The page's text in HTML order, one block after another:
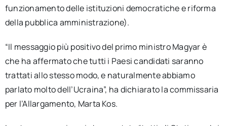
funzionamento delle istituzioni democratiche e riforma
della pubblica amministrazione).
“Il messaggio più positivo del primo ministro Magyar è
che ha affermato che tutti i Paesi candidati saranno
trattati allo stesso modo, e naturalmente abbiamo
parlato molto dell’Ucraina”, ha dichiarato la commissaria
per l’Allargamento, Marta Kos.